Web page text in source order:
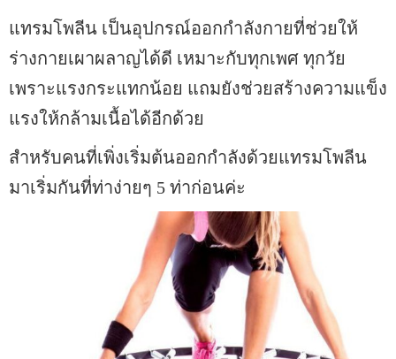
แทรมโพลีน เป็นอุปกรณ์ออกกำลังกายที่ช่วยให้
ร่างกายเผาผลาญได้ดี เหมาะกับทุกเพศ ทุกวัย
เพราะแรงกระแทกน้อย แถมยังช่วยสร้างความแข็ง
แรงให้กล้ามเนื้อได้อีกด้วย
สำหรับคนที่เพิ่งเริ่มต้นออกกำลังด้วยแทรมโพลีน
มาเริ่มกันที่ท่าง่ายๆ 5 ท่าก่อนค่ะ